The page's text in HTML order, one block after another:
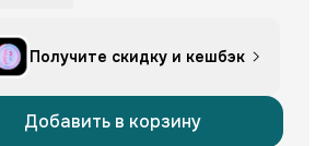
Получите скидку и кешбэк
Добавить в корзину